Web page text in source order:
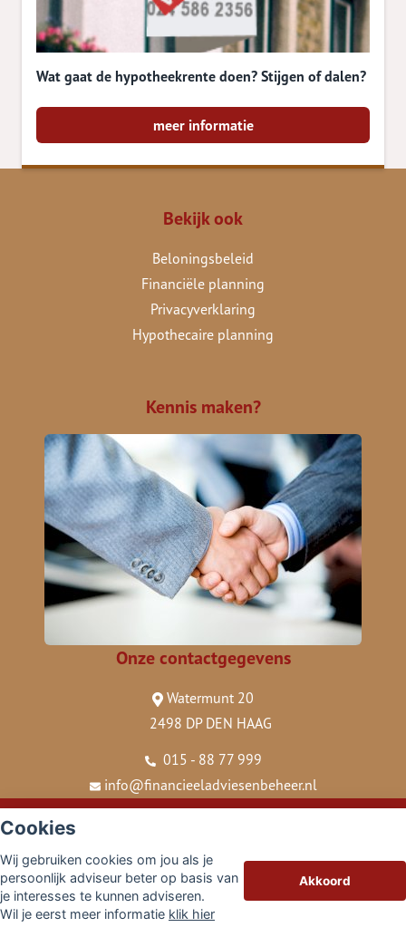
Cookies
Wij gebruiken cookies om jou als je
persoonlijk adviseur beter op basis van
je interesses te kunnen adviseren.
Wil je eerst meer informatie klik hier
Akkoord
Wat gaat de hypotheekrente doen? Stijgen of dalen?
meer informatie
Bekijk ook
Beloningsbeleid
Financiële planning
Privacyverklaring
Hypothecaire planning
Kennis maken?
Onze contactgegevens
Watermunt 20
2498 DP DEN HAAG
015 - 88 77 999
info@financieeladviesenbeheer.nl
Sitemap
Disclaimer